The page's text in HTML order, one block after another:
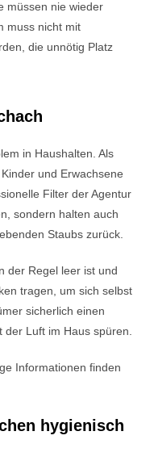
müssen nie wieder
muss nicht mit
die unnötig Platz
in Haushalten. Als
und Erwachsene
Filter der Agentur
sondern halten auch
Staubs zurück.
der Regel leer ist und
tragen, um sich selbst
sicherlich einen
Luft im Haus spüren.
Informationen finden
hygienisch